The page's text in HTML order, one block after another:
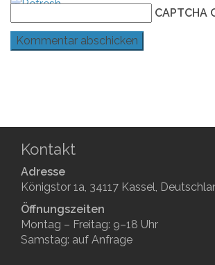
CAPTCHA
Kontakt
Adresse
Königstor 1a, 34117 Kassel,
Öffnungszeiten
Montag – Freitag: 9–18 Uhr
Samstag: auf Anfrage